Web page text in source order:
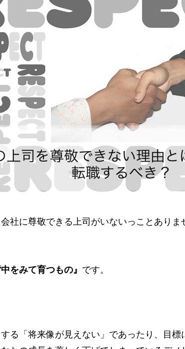
社に尊敬できる上司がいないっことありま
をみて育つもの』 です。
る「将来像が見えない」であったり、目